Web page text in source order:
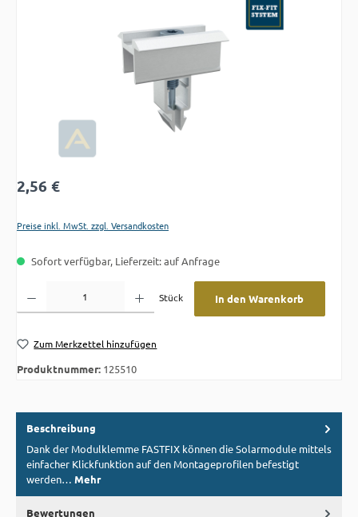
Regulärer Preis:
2,56 €
Preise inkl. MwSt. zzgl. Versandkosten
Sofort verfügbar, Lieferzeit: auf Anfrage
Stück
In den Warenkorb
Zum Merkzettel hinzufügen
Produktnummer: 125510
Beschreibung
Dank der Modulklemme FASTFIX können die Solarmodule mittels
einfacher Klickfunktion auf den Montageprofilen befestigt
werden… Mehr
Bewertungen